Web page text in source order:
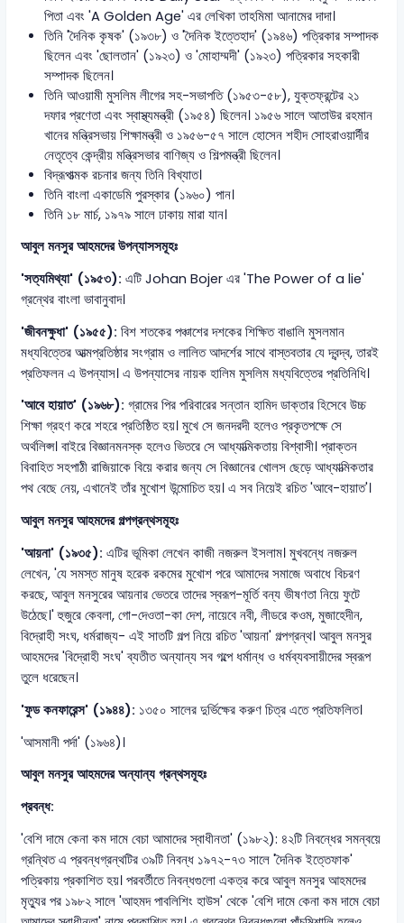
পিতা এবং 'A Golden Age' এর লেখিকা তাহমিমা আনামের দাদা।
তিনি 'দৈনিক কৃষক' (১৯৩৮) ও 'দৈনিক ইত্তেহাদ' (১৯৪৬) পত্রিকার সম্পাদক
ছিলেন এবং 'ছোলতান' (১৯২৩) ও 'মোহাম্মদী' (১৯২৩) পত্রিকার সহকারী
সম্পাদক ছিলেন।
তিনি আওয়ামী মুসলিম লীগের সহ-সভাপতি (১৯৫৩-৫৮), যুক্তফ্রন্টের ২১
দফার প্রণেতা এবং স্বাস্থ্যমন্ত্রী (১৯৫৪) ছিলেন। ১৯৫৬ সালে আতাউর রহমান
খানের মন্ত্রিসভায় শিক্ষামন্ত্রী ও ১৯৫৬-৫৭ সালে হোসেন শহীদ সোহরাওয়ার্দীর
নেতৃত্বে কেন্দ্রীয় মন্ত্রিসভার বাণিজ্য ও শিল্পমন্ত্রী ছিলেন।
বিদ্রূপাত্মক রচনার জন্য তিনি বিখ্যাত।
তিনি বাংলা একাডেমি পুরস্কার (১৯৬০) পান।
তিনি ১৮ মার্চ, ১৯৭৯ সালে ঢাকায় মারা যান।
আবুল মনসুর আহমদের উপন্যাসসমূহঃ
'সত্যমিথ্যা' (১৯৫৩):এটি Johan Bojer এর 'The Power of a lie'
গ্রন্থের বাংলা ভাবানুবাদ।
'জীবনক্ষুধা' (১৯৫৫): বিশ শতকের পঞ্চাশের দশকের শিক্ষিত বাঙালি মুসলমান
মধ্যবিত্তের আত্মপ্রতিষ্ঠার সংগ্রাম ও লালিত আদর্শের সাথে বাস্তবতার যে দ্বন্দ্ব, তারই
প্রতিফলন এ উপন্যাস। এ উপন্যাসের নায়ক হালিম মুসলিম মধ্যবিত্তের প্রতিনিধি।
'আবে হায়াত' (১৯৬৮):গ্রামের পির পরিবারের সন্তান হামিদ ডাক্তার হিসেবে উচ্চ
শিক্ষা গ্রহণ করে শহরে প্রতিষ্ঠিত হয়। মুখে সে জনদরদী হলেও প্রকৃতপক্ষে সে
অর্থলিপ্স। বাইরে বিজ্ঞানমনস্ক হলেও ভিতরে সে আধ্যাত্মিকতায় বিশ্বাসী। প্রাক্তন
বিবাহিত সহপাঠী রাজিয়াকে বিয়ে করার জন্য সে বিজ্ঞানের খোলস ছেড়ে আধ্যাত্মিকতার
পথ বেছে নেয়, এখানেই তাঁর মুখোশ উন্মোচিত হয়। এ সব নিয়েই রচিত 'আবে-হায়াত'।
আবুল মনসুর আহমদের গল্পগ্রন্থসমূহঃ
'আয়না' (১৯৩৫): এটির ভূমিকা লেখেন কাজী নজরুল ইসলাম। মুখবন্ধে নজরুল
লেখেন, 'যে সমস্ত মানুষ হরেক রকমের মুখোশ পরে আমাদের সমাজে অবাধে বিচরণ
করছে, আবুল মনসুরের আয়নার ভেতরে তাদের স্বরূপ-মূর্তি বন্য ভীষণতা নিয়ে ফুটে
উঠেছে।' হুজুরে কেবলা, গো-দেওতা-কা দেশ, নায়েবে নবী, লীডরে কওম, মুজাহেদীন,
বিদ্রোহী সংঘ, ধর্মরাজ্য- এই সাতটি গল্প নিয়ে রচিত 'আয়না' গল্পগ্রন্থ। আবুল মনসুর
আহমদের 'বিদ্রোহী সংঘ' ব্যতীত অন্যান্য সব গল্পে ধর্মান্ধ ও ধর্মব্যবসায়ীদের স্বরূপ
তুলে ধরেছেন।
'ফুড কনফারেন্স' (১৯৪৪): ১৩৫০ সালের দুর্ভিক্ষের করুণ চিত্র এতে প্রতিফলিত।
'আসমানী পর্দা' (১৯৬৪)।
আবুল মনসুর আহমদের অন্যান্য গ্রন্থসমূহঃ
প্রবন্ধ:
'বেশি দামে কেনা কম দামে বেচা আমাদের স্বাধীনতা' (১৯৮২): ৪২টি নিবন্ধের সমন্বয়ে
গ্রন্থিত এ প্রবন্ধগ্রন্থটির ৩৯টি নিবন্ধ ১৯৭২-৭৩ সালে 'দৈনিক ইত্তেফাক'
পত্রিকায় প্রকাশিত হয়। পরবর্তীতে নিবন্ধগুলো একত্র করে আবুল মনসুর আহমদের
মৃত্যুর পর ১৯৮২ সালে 'আহমদ পাবলিশিং হাউস' থেকে 'বেশি দামে কেনা কম দামে বেচা